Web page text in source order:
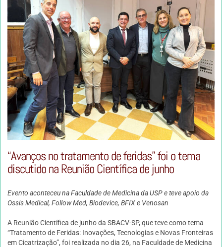
“Avanços no tratamento de feridas” foi o tema
discutido na Reunião Científica de junho
Evento aconteceu na Faculdade de Medicina da USP e teve apoio da
Ossis Medical, Follow Med, Biodevice, BFIX e Venosan
A Reunião Científica de junho da SBACV-SP, que teve como tema
“Tratamento de Feridas: Inovações, Tecnologias e Novas Fronteiras
em Cicatrização”, foi realizada no dia 26, na Faculdade de Medicina